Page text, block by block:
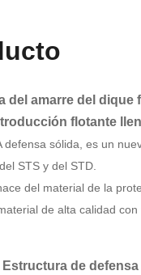
del amarre del
flotante
sólida, es un
STS y del STD.
del material de la
de alta calidad
Estructura de